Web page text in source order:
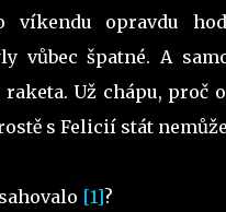
víkendu opravdu
vůbec špatné. A
Už chápu, proč
s Felicií stát
[1]?